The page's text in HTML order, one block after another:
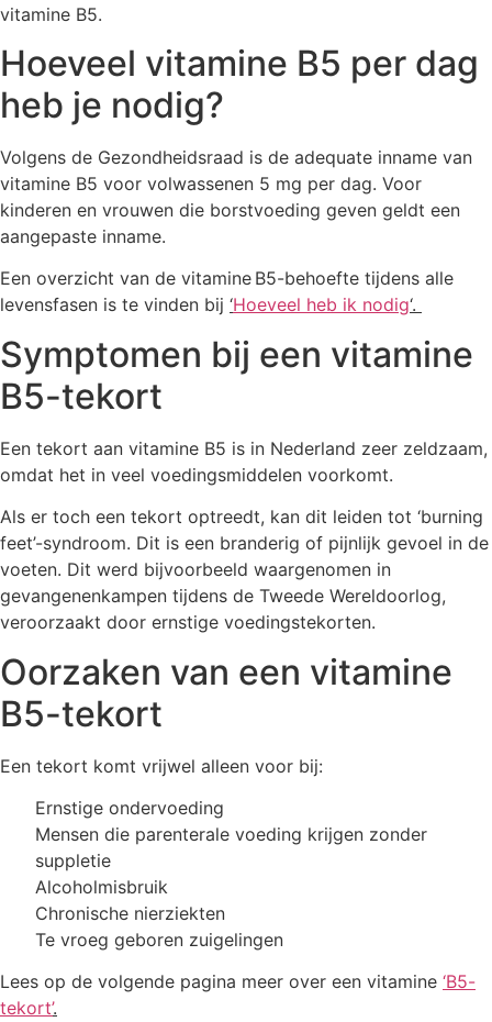
vitamine B5.
Hoeveel vitamine B5 per dag
heb je nodig?
Volgens de Gezondheidsraad is de adequate inname van
vitamine B5 voor volwassenen 5 mg per dag. Voor
kinderen en vrouwen die borstvoeding geven geldt een
aangepaste inname.
Een overzicht van de vitamine B5-behoefte tijdens alle
levensfasen is te vinden bij ‘Hoeveel heb ik nodig‘.
Symptomen bij een vitamine
B5-tekort
Een tekort aan vitamine B5 is in Nederland zeer zeldzaam,
omdat het in veel voedingsmiddelen voorkomt.
Als er toch een tekort optreedt, kan dit leiden tot ‘burning
feet’-syndroom. Dit is een branderig of pijnlijk gevoel in de
voeten. Dit werd bijvoorbeeld waargenomen in
gevangenenkampen tijdens de Tweede Wereldoorlog,
veroorzaakt door ernstige voedingstekorten.
Oorzaken van een vitamine
B5-tekort
Een tekort komt vrijwel alleen voor bij:
Ernstige ondervoeding
Mensen die parenterale voeding krijgen zonder
suppletie
Alcoholmisbruik
Chronische nierziekten
Te vroeg geboren zuigelingen
Lees op de volgende pagina meer over een vitamine ‘B5-
tekort’.